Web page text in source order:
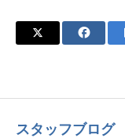
スタッフブログ